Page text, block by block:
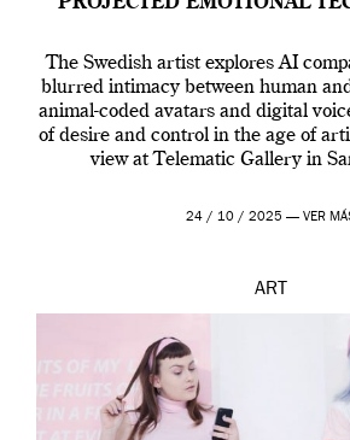
PROJECTED EMOTIONAL
The Swedish artist explores AI
blurred intimacy between human
animal-coded avatars and digital
of desire and control in the age of
view at Telematic Gallery in
24 / 10 / 2025 — VER
ART